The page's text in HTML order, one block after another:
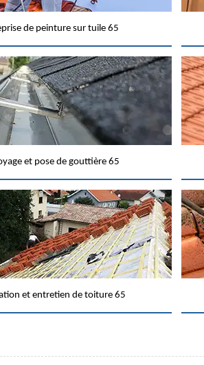
de peinture sur tuile 65
et pose de gouttière 65
et entretien de toiture 65